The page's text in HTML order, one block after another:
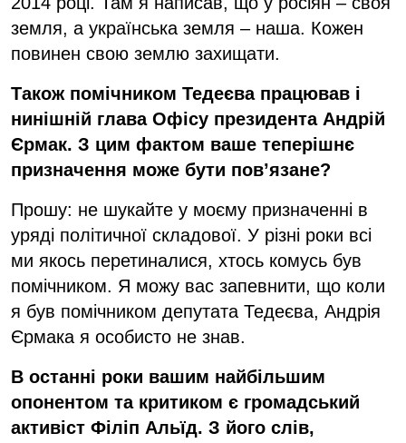
земля, а українська земля – наша. Кожен
повинен свою землю захищати.
Також помічником Тедеєва працював і
нинішній глава Офісу президента Андрій
Єрмак. З цим фактом ваше теперішнє
призначення може бути пов’язане?
Прошу: не шукайте у моєму призначенні в
уряді політичної складової. У різні роки всі
ми якось перетиналися, хтось комусь був
помічником. Я можу вас запевнити, що коли
я був помічником депутата Тедеєва, Андрія
Єрмака я особисто не знав.
В останні роки вашим найбільшим
опонентом та критиком є громадський
активіст Філіп Альїд. З його слів,